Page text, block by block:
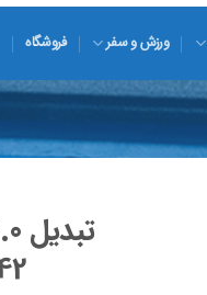
ورزش و سفر فروشگاه